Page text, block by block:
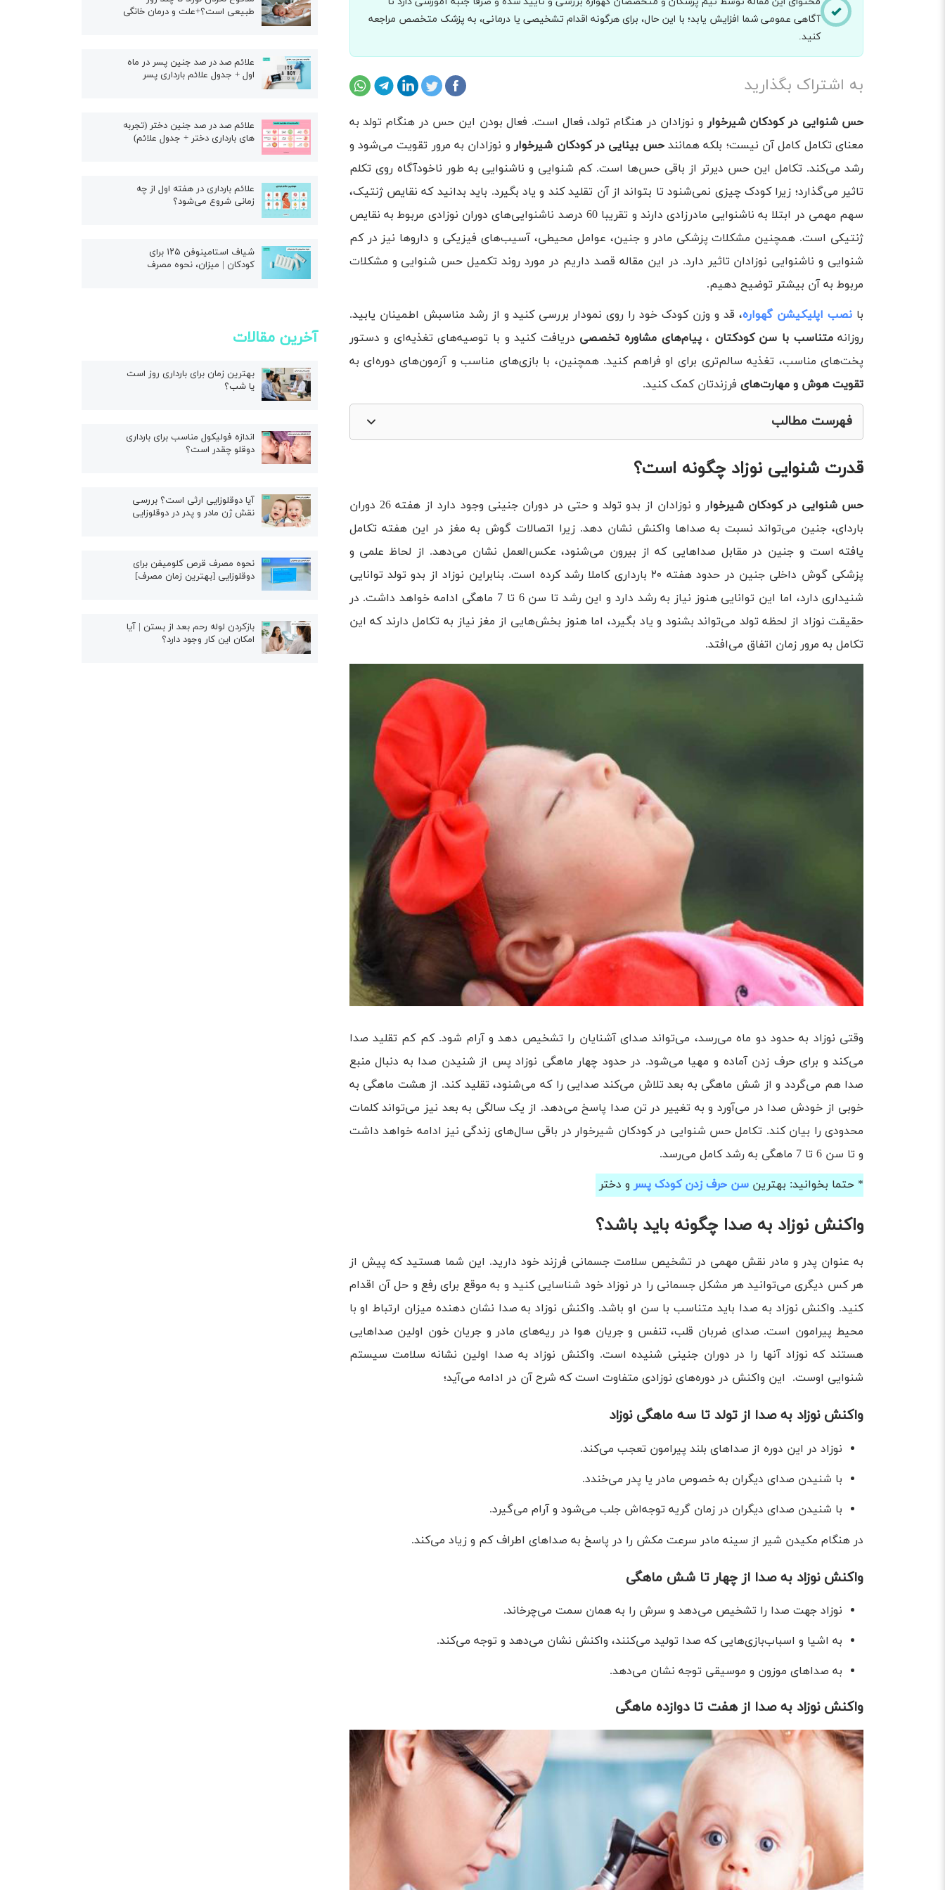
آگاهی عمومی شما افزایش یابد؛ با این حال، برای هرگونه اقدام تشخیصی یا درمانی، به پزشک متخصص مراجعه
کنید.
به اشتراک بگذارید
حس شنوایی در کودکان شیرخوار و نوزادان در هنگام تولد، فعال است. فعال بودن این حس در هنگام تولد به
معنای تکامل کامل آن نیست؛ بلکه همانندحس بینایی در کودکان شیرخوار و نوزادان به مرور تقویت می‌شود و
رشد می‌کند. تکامل این حس دیرتر از باقی حس‌ها است. کم شنوایی و ناشنوایی به طور ناخودآگاه روی تکلم
تاثیر می‌گذارد؛ زیرا کودک چیزی نمی‌شنود تا بتواند از آن تقلید کند و یاد بگیرد. باید بدانید که نقایص ژنتیک،
سهم مهمی در ابتلا به ناشنوایی مادرزادی دارند و تقریبا 60 درصد ناشنوایی‌‌های دوران نوزادی مربوط به نقایص
ژنتیکی است. همچنین مشکلات پزشکی مادر و جنین، عوامل محیطی، آسیب‌‌های فیزیکی و داروها نیز در کم
شنوایی و ناشنوایی نوزادان تاثیر دارد. در این مقاله قصد داریم در مورد روند تکمیل حس شنوایی و مشکلات
مربوط به آن بیشتر توضیح دهیم.
با نصب اپلیکیشن گهواره، قد و وزن کودک خود را روی نمودار بررسی کنید و از رشد مناسبش اطمینان یابید.
روزانهمتناسب با سن کودکتان ،پیام‌های مشاوره‌ تخصصی دریافت کنید و با توصیه‌های تغذیه‌ای و دستور
پخت‌های مناسب، تغذیه سالم‌تری برای او فراهم کنید. همچنین، با بازی‌های مناسب و آزمون‌های دوره‌ای به
تقویت هوش و مهارت‌هایفرزندتان کمک کنید.
فهرست مطالب
واکنش نوزاد به صدا چگونه باید باشد؟
بهترین زمان تست شنوایی نوزاد
علائم کم شنوایی در نوزادان
بیماری هایی که منجر به ناشنوایی و یا کم‌شنوایی در نوزاد می‌شوند
قدرت شنوایی نوزاد چگونه است؟
حس شنوایی در کودکان شیرخوا
ر و نوزادان از بدو تولد و حتی در دوران جنینی وجود دارد از هفته 26 دوران
باردای، جنین می‌تواند نسبت به صداها واکنش نشان دهد. زیرا اتصالات گوش به مغز در این هفته تکامل
یافته است و جنین در مقابل صداهایی که از بیرون می‌شنود، عکس‌العمل نشان می‌دهد. از لحاظ علمی و
پزشکی گوش داخلی جنین در حدود هفته ۲۰ بارداری کاملا رشد کرده است. بنابراین نوزاد از بدو تولد توانایی
شنیداری دارد، اما این توانایی هنوز نیاز به رشد دارد و این رشد تا سن 6 تا 7 ماهگی ادامه خواهد داشت. در
حقیقت نوزاد از لحظه تولد می‌تواند بشنود و یاد بگیرد، اما هنوز بخش‌هایی از مغز نیاز به تکامل دارند که این
تکامل به مرور زمان اتفاق می‌افتد.
وقتی نوزاد به حدود دو ماه می‌رسد، می‌تواند صدای آشنایان را تشخیص دهد و آرام شود. کم کم تقلید صدا
می‌کند و برای حرف زدن آماده و مهیا می‌شود. در حدود چهار ماهگی نوزاد پس از شنیدن صدا به دنبال منبع
صدا هم می‌گردد و از شش ماهگی به بعد تلاش می‌کند صدایی را که می‌شنود، تقلید کند. از هشت ماهگی به
خوبی از خودش صدا در می‌آورد و به تغییر در تن صدا پاسخ می‌دهد. از یک سالگی به بعد نیز می‌تواند کلمات
محدودی را بیان کند. تکامل حس شنوایی در کودکان شیرخوار در باقی سال‌های زندگی نیز ادامه خواهد داشت
و تا سن 6 تا 7 ماهگی به رشد کامل می‌رسد.
* حتما بخوانید: بهترین سن حرف زدن کودک پسرو دختر
واکنش نوزاد به صدا چگونه باید باشد؟
به عنوان پدر و مادر نقش مهمی در تشخیص سلامت جسمانی فرزند خود دارید. این شما هستید که پیش از
هر کس دیگری می‌توانید هر مشکل جسمانی را در نوزاد خود شناسایی کنید و به موقع برای رفع و حل آن اقدام
کنید. واکنش نوزاد به صدا باید متناسب با سن او باشد. واکنش نوزاد به صدا نشان دهنده میزان ارتباط او با
محیط پیرامون است. صدای ضربان قلب، تنفس و جریان هوا در ریه‌های مادر و جریان خون اولین صداهایی
هستند که نوزاد آنها را در دوران جنینی شنیده است. واکنش نوزاد به صدا اولین نشانه سلامت سیستم
شنوایی اوست. این واکنش در دوره‌های نوزادی متفاوت است که شرح آن در ادامه می‌آید؛
واکنش نوزاد به صدا از تولد تا سه ماهگی نوزاد
نوزاد در این دوره از صدا‌های بلند پیرامون تعجب می‌کند.
با شنیدن صدای دیگران به خصوص مادر یا پدر می‌خندد.
با شنیدن صدای دیگران در زمان گریه توجه‌اش جلب می‌شود و آرام می‌گیرد.
در هنگام مکیدن شیر از سینه مادر سرعت مکش را در پاسخ به صدا‌های اطراف کم و زیاد می‌کند.
واکنش نوزاد به صدا از چهار تا شش ماهگی
نوزاد جهت صدا را تشخیص می‌دهد و سرش را به همان سمت می‌چرخاند.
به اشیا و اسباب‌بازی‌هایی که صدا تولید می‌کنند، واکنش نشان می‌دهد و توجه می‌کند.
به صدا‌های موزون و موسیقی توجه نشان می‌دهد.
واکنش نوزاد به صدا از هفت تا دوازده ماهگی
طبیعی است؟+علت و درمان خانگی
علائم صد در صد جنین پسر در ماه
اول + جدول علائم بارداری پسر
علائم صد در صد جنین دختر (تجربه
های بارداری دختر + جدول علائم)
علائم بارداری در هفته اول از چه
زمانی شروع می‌شود؟
شیاف استامینوفن ۱۲۵ برای
کودکان | میزان، نحوه مصرف
آخرین مقالات
بهترین زمان برای بارداری روز است
یا شب؟
اندازه فولیکول مناسب برای بارداری
دوقلو چقدر است؟
آیا دوقلوزایی ارثی است؟ بررسی
نقش ژن مادر و پدر در دوقلوزایی
نحوه مصرف قرص کلومیفن برای
دوقلوزایی [بهترین زمان مصرف]
بازکردن لوله رحم بعد از بستن | آیا
امکان این کار وجود دارد؟